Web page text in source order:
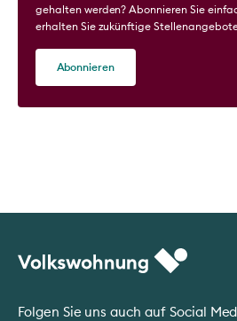
gehalten werden? Abonnieren Sie
erhalten Sie zukünftige
Abonnieren
Folgen Sie uns auch auf Social